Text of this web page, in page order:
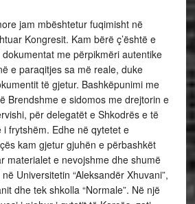
jam mbështetur fuqimisht në
Kongresit. Kam bërë ç’është e
dokumentat me përpikmëri autentike
e paraqitjes sa më reale, duke
të gjetur. Bashkëpunimi me
Brendshme e sidomos me drejtorin e
për delegatët e Shkodrës e të
frytshëm. Edhe në qytetet e
kam gjetur gjuhën e përbashkët
materialet e nevojshme dhe shumë
Universitetin “Aleksandër Xhuvani”,
dhe tek shkolla “Normale”. Në një